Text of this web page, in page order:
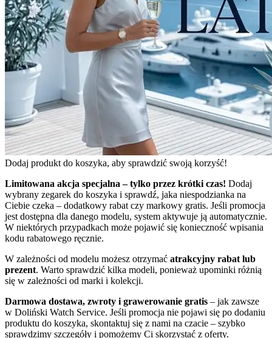
Dodaj produkt do koszyka, aby sprawdzić swoją korzyść!
Limitowana akcja specjalna – tylko przez krótki czas! Dodaj
wybrany zegarek do koszyka i sprawdź, jaka niespodzianka na
Ciebie czeka – dodatkowy rabat czy markowy gratis. Jeśli promocja
jest dostępna dla danego modelu, system aktywuje ją automatycznie.
W niektórych przypadkach może pojawić się konieczność wpisania
kodu rabatowego ręcznie.
W zależności od modelu możesz otrzymać atrakcyjny rabat lub
prezent. Warto sprawdzić kilka modeli, ponieważ upominki różnią
się w zależności od marki i kolekcji.
Darmowa dostawa, zwroty i grawerowanie gratis – jak zawsze
w Doliński Watch Service. Jeśli promocja nie pojawi się po dodaniu
produktu do koszyka, skontaktuj się z nami na czacie – szybko
sprawdzimy szczegóły i pomożemy Ci skorzystać z oferty.